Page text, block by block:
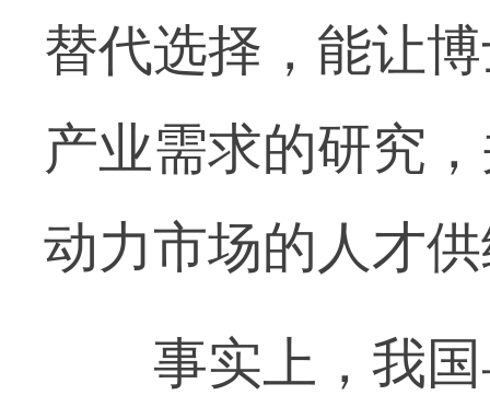
替代选择，能让
产业需求的研究
动力市场的人才
事实上，我国